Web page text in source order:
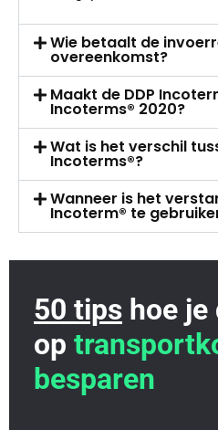
Wie betaalt de
overeenkomst?
Maakt de DDP
Incoterms® 2020?
Wat is het verschil
Incoterms®?
Wanneer is het
Incoterm® te
50 tips hoe
op
besparen